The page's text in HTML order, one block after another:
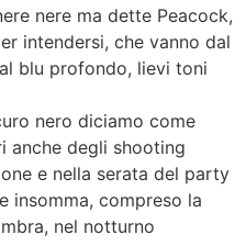
nere ma dette Peacock,
intendersi, che vanno dal
blu profondo, lievi toni
nero diciamo come
anche degli shooting
e nella serata del party
insomma, compreso la
nel notturno